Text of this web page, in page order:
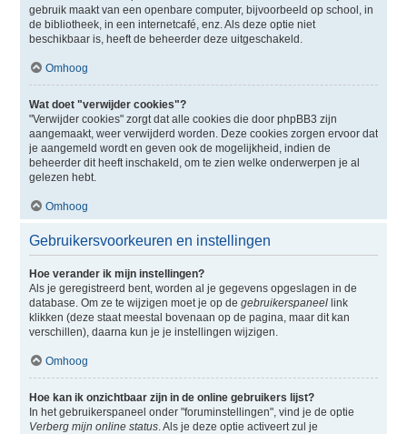
gebruik maakt van een openbare computer, bijvoorbeeld op school, in
de bibliotheek, in een internetcafé, enz. Als deze optie niet
beschikbaar is, heeft de beheerder deze uitgeschakeld.
Omhoog
Wat doet "verwijder cookies"?
"Verwijder cookies" zorgt dat alle cookies die door phpBB3 zijn
aangemaakt, weer verwijderd worden. Deze cookies zorgen ervoor dat
je aangemeld wordt en geven ook de mogelijkheid, indien de
beheerder dit heeft inschakeld, om te zien welke onderwerpen je al
gelezen hebt.
Omhoog
Gebruikersvoorkeuren en instellingen
Hoe verander ik mijn instellingen?
Als je geregistreerd bent, worden al je gegevens opgeslagen in de
database. Om ze te wijzigen moet je op de gebruikerspaneellink
klikken (deze staat meestal bovenaan op de pagina, maar dit kan
verschillen), daarna kun je je instellingen wijzigen.
Omhoog
Hoe kan ik onzichtbaar zijn in de online gebruikers lijst?
In het gebruikerspaneel onder "foruminstellingen", vind je de optie
Verberg mijn online status. Als je deze optie activeert zul je